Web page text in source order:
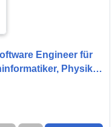
Engineer für
Physiker